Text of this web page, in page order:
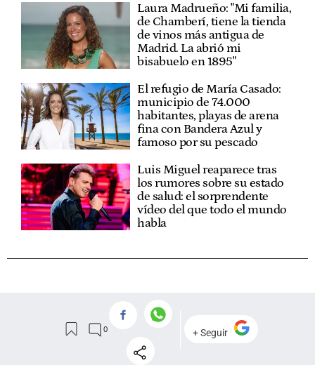
Laura Madrueño: "Mi familia,
de Chamberí, tiene la tienda
de vinos más antigua de
Madrid. La abrió mi
bisabuelo en 1895"
El refugio de María Casado:
municipio de 74.000
habitantes, playas de arena
fina con Bandera Azul y
famoso por su pescado
Luis Miguel reaparece tras
los rumores sobre su estado
de salud: el sorprendente
vídeo del que todo el mundo
habla
VER COMENTARIOS